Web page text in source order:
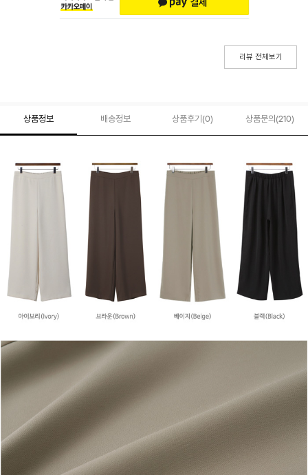
리뷰 전체보기
상품정보 배송정보 상품후기(0) 상품문의 (210)